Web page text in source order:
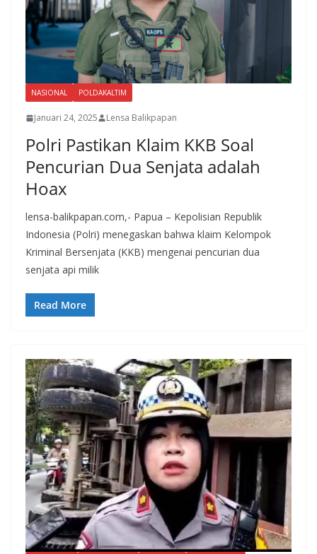
NASIONAL POLDAKALTIM
Januari 24, 2025 Lensa Balikpapan
Polri Pastikan Klaim KKB Soal
Pencurian Dua Senjata adalah
Hoax
lensa-balikpapan.com,- Papua – Kepolisian Republik
Indonesia (Polri) menegaskan bahwa klaim Kelompok
Kriminal Bersenjata (KKB) mengenai pencurian dua
senjata api milik
Read More